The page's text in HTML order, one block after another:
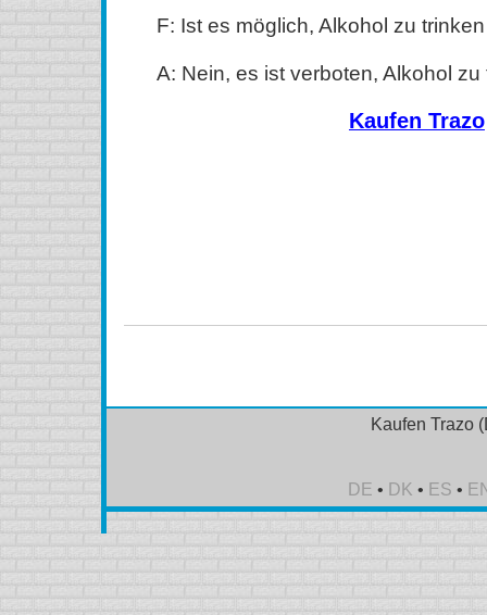
F: Ist es möglich, Alkohol zu trinken
A: Nein, es ist verboten, Alkohol zu
Kaufen Trazo
Kaufen Trazo
DE • DK • ES •